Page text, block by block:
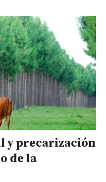
y precarización
de la